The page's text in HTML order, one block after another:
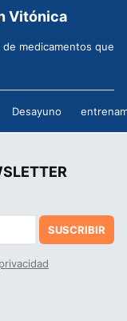
Vitónica
de medicamentos que
Desayuno
SUSCRIBIR